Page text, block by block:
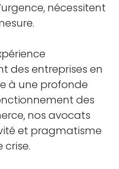
nécessitent
des entreprises en
à une profonde
des
nos avocats
et pragmatisme